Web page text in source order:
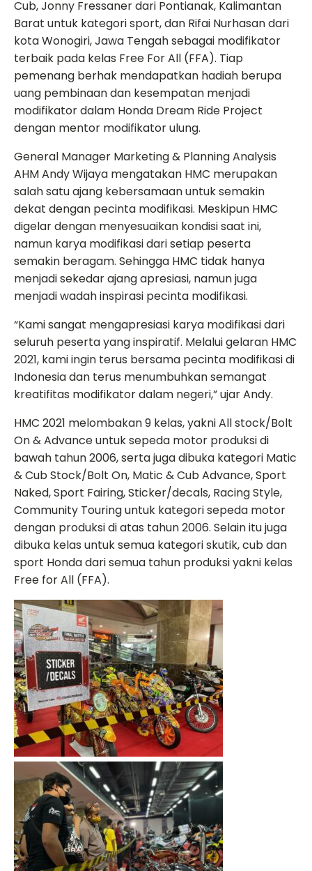
Cub, Jonny Fressaner dari Pontianak, Kalimantan
Barat untuk kategori sport, dan Rifai Nurhasan dari
kota Wonogiri, Jawa Tengah sebagai modifikator
terbaik pada kelas Free For All (FFA). Tiap
pemenang berhak mendapatkan hadiah berupa
uang pembinaan dan kesempatan menjadi
modifikator dalam Honda Dream Ride Project
dengan mentor modifikator ulung.
General Manager Marketing & Planning Analysis
AHM Andy Wijaya mengatakan HMC merupakan
salah satu ajang kebersamaan untuk semakin
dekat dengan pecinta modifikasi. Meskipun HMC
digelar dengan menyesuaikan kondisi saat ini,
namun karya modifikasi dari setiap peserta
semakin beragam. Sehingga HMC tidak hanya
menjadi sekedar ajang apresiasi, namun juga
menjadi wadah inspirasi pecinta modifikasi.
“Kami sangat mengapresiasi karya modifikasi dari
seluruh peserta yang inspiratif. Melalui gelaran HMC
2021, kami ingin terus bersama pecinta modifikasi di
Indonesia dan terus menumbuhkan semangat
kreatifitas modifikator dalam negeri,” ujar Andy.
HMC 2021 melombakan 9 kelas, yakni All stock/Bolt
On & Advance untuk sepeda motor produksi di
bawah tahun 2006, serta juga dibuka kategori Matic
& Cub Stock/Bolt On, Matic & Cub Advance, Sport
Naked, Sport Fairing, Sticker/decals, Racing Style,
Community Touring untuk kategori sepeda motor
dengan produksi di atas tahun 2006. Selain itu juga
dibuka kelas untuk semua kategori skutik, cub dan
sport Honda dari semua tahun produksi yakni kelas
Free for All (FFA).